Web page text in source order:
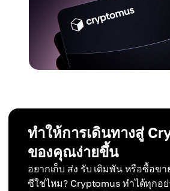
ทำให้การเดินทางสู่
ของคุณง่ายขึ้น
อยากเก็บ ส่ง รับ เดิมพัน หรือซื้อขา
ซีใช่ไหม? Cryptomus ทำได้ทุกอ